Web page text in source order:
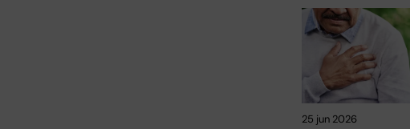
25 jun 2026